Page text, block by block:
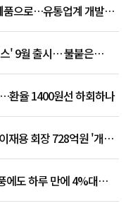
품으로…유통업계 개발실
' 9월 출시… 불붙은
환율 1400원선 하회하나
용 회장 728억원 '개인
에도 하루 만에 4%대